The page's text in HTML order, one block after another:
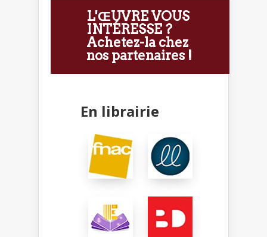
L'ŒUVRE VOUS
INTÉRESSE ?
Achetez-la chez
nos partenaires !
En librairie